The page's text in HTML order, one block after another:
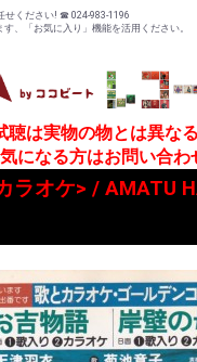
せください! ☎ 024-983-1196
、「お気に入り」機能を活用ください。
聴は実物の物とは異な
になる方はお問い合わ
ラオケ> / AMATU